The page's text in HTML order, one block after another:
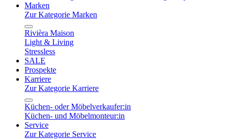
Marken
Zur Kategorie Marken
Rivièra Maison
Light & Living
Stressless
SALE
Prospekte
Karriere
Zur Kategorie Karriere
Küchen- oder Möbelverkaufer:in
Küchen- und Möbelmonteur:in
Service
Zur Kategorie Service